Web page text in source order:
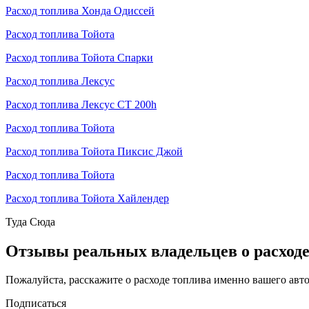
Расход топлива Хонда Одиссей
Расход топлива Тойота
Расход топлива Тойота Спарки
Расход топлива Лексус
Расход топлива Лексус СТ 200h
Расход топлива Тойота
Расход топлива Тойота Пиксис Джой
Расход топлива Тойота
Расход топлива Тойота Хайлендер
Туда Сюда
Отзывы реальных владельцев о расходе
Пожалуйста, расскажите о расходе топлива именно вашего
Подписаться